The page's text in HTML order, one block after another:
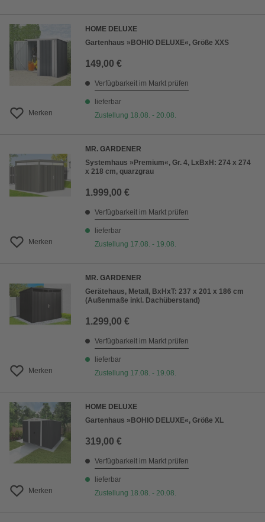
Merken
HOME DELUXE
Gartenhaus »BOHIO DELUXE«, Größe XXS
149,00 €
Verfügbarkeit im Markt prüfen
lieferbar
Zustellung 18.08. - 20.08.
Merken
MR. GARDENER
Systemhaus »Premium«, Gr. 4, LxBxH: 274 x 274
x 218 cm, quarzgrau
1.999,00 €
Verfügbarkeit im Markt prüfen
lieferbar
Zustellung 17.08. - 19.08.
Merken
MR. GARDENER
Gerätehaus, Metall, BxHxT: 237 x 201 x 186 cm
(Außenmaße inkl. Dachüberstand)
1.299,00 €
Verfügbarkeit im Markt prüfen
lieferbar
Zustellung 17.08. - 19.08.
Merken
HOME DELUXE
Gartenhaus »BOHIO DELUXE«, Größe XL
319,00 €
Verfügbarkeit im Markt prüfen
lieferbar
Zustellung 18.08. - 20.08.